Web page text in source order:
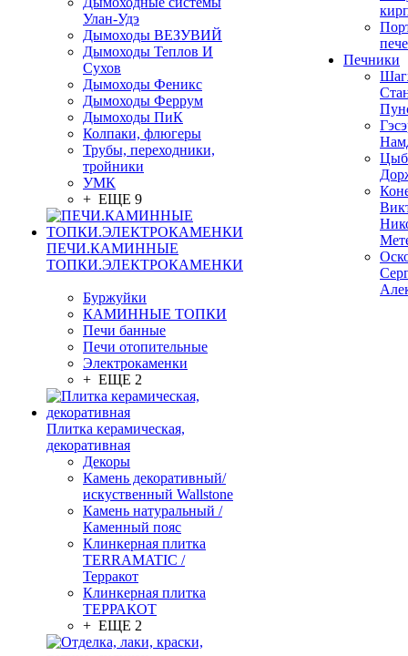
Улан-Удэ
Дымоходы ВЕЗУВИЙ
Дымоходы Теплов И
Сухов
Дымоходы Феникс
Дымоходы Феррум
Дымоходы ПиК
Колпаки, флюгеры
Трубы, переходники,
тройники
УМК
+ ЕЩЕ 9
ПЕЧИ.КАМИННЫЕ
ТОПКИ.ЭЛЕКТРОКАМЕНКИ
Буржуйки
КАМИННЫЕ ТОПКИ
Печи банные
Печи отопительные
Электрокаменки
+ ЕЩЕ 2
Плитка керамическая,
декоративная
Декоры
Камень декоративный/
искуственный Wallstone
Камень натуральный /
Каменный пояс
Клинкерная плитка
TERRAMATIC /
Терракот
Клинкерная плитка
ТЕРРАКОТ
+ ЕЩЕ 2
Печники